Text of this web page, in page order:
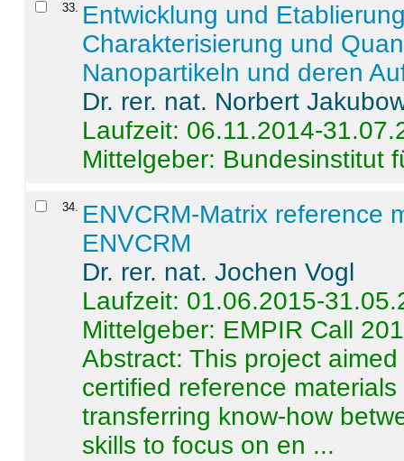
33. Entwicklung und
Charakterisierung und
Nanopartikeln und deren
Dr. rer. nat. Norbert
Laufzeit: 06.11.2014-
Mittelgeber: Bundesinstitut
34. ENVCRM-Matrix reference
ENVCRM
Dr. rer. nat. Jochen Vogl
Laufzeit: 01.06.2015-
Mittelgeber: EMPIR Call
Abstract:This project
certified reference
transferring know-how
skills to focus on en ...